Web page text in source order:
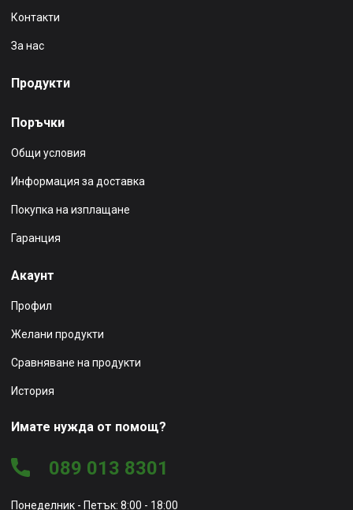
Контакти
За нас
Продукти
Поръчки
Общи условия
Информация за доставка
Покупка на изплащане
Гаранция
Акаунт
Профил
Желани продукти
Сравняване на продукти
История
Имате нужда от помощ?
089 013 8301
Понеделник - Петък: 8:00 - 18:00